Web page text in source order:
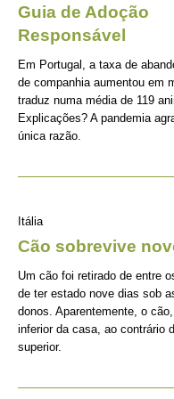
Guia de Adoção
Responsável
Em Portugal, a taxa de
de companhia aumentou em
traduz numa média de 119
Explicações? A pandemia
única razão.
Itália
Cão sobrevive
Um cão foi retirado de entre
de ter estado nove dias sob
donos. Aparentemente, o
inferior da casa, ao contrário
superior.